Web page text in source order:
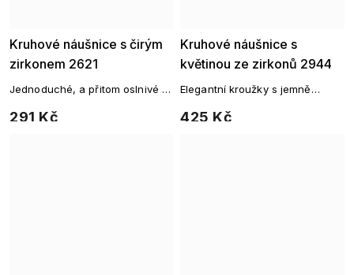
Kruhové náušnice s čirým
zirkonem 2621
291 Kč
Jednoduché, a přitom oslnivé –
zirkonem pro každodenní
Kruhové náušnice s
květinou ze zirkonů 2944
425 Kč
Elegantní kroužky s jemně
ze zirkonů – dokonalý šperk pro